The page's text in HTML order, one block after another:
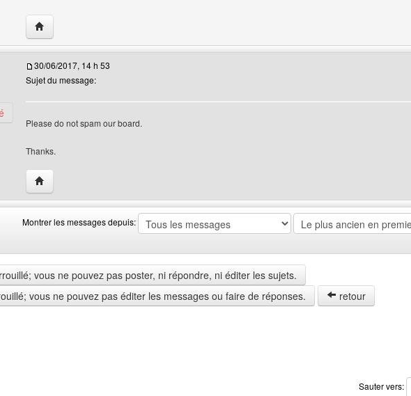
Visiter le site web de l'utilisateur: doxa-groupefinance
de l'utilisateur
30/06/2017, 14 h 53
Sujet du message:
Please do not spam our board.
Thanks.
Visiter le site web de l'utilisateur: marttyp
Montrer les messages depuis:
les
messages
depuis
by
vous ne pouvez pas poster, ni répondre, ni éditer les sujets.
vous ne pouvez pas éditer les messages ou faire de réponses.
retour
Sauter vers: